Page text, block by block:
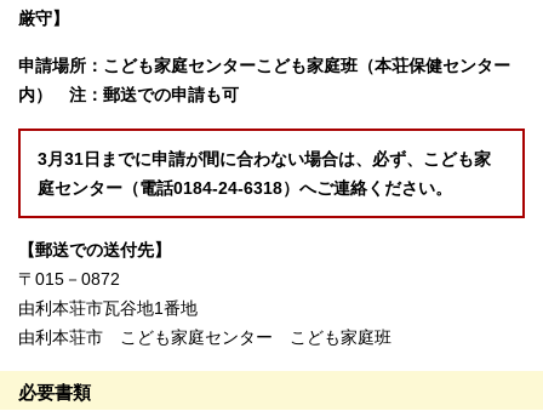
厳守】
申請場所：こども家庭センターこども家庭班（本荘保健センター
内） 注：郵送での申請も可
3月31日までに申請が間に合わない場合は、必ず、こども家
庭センター（電話0184-24-6318）へご連絡ください。
【郵送での送付先】
〒015－0872
由利本荘市瓦谷地1番地
由利本荘市 こども家庭センター こども家庭班
必要書類